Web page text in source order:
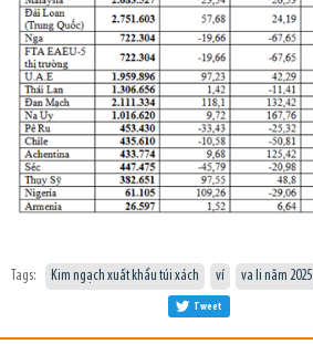
Tags: Kim ngạch xuất khẩu túi xách ví va li năm 2025
Tweet